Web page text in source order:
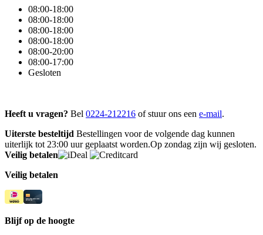
08:00-18:00
08:00-18:00
08:00-18:00
08:00-18:00
08:00-20:00
08:00-17:00
Gesloten
Heeft u vragen? Bel 0224-212216 of stuur ons een e-mail.
Uiterste besteltijd Bestellingen voor de volgende dag kunnen
uiterlijk tot 23:00 uur geplaatst worden.Op zondag zijn wij gesloten.
Veilig betalen
Veilig betalen
Blijf op de hoogte